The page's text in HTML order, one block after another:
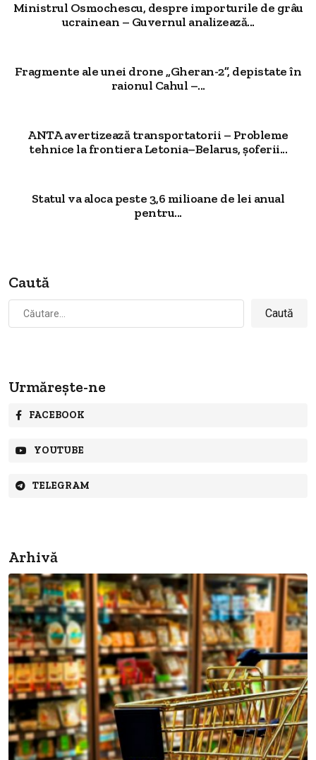
Ministrul Osmochescu, despre importurile de grâu
ucrainean – Guvernul analizează...
Fragmente ale unei drone „Gheran-2”, depistate în
raionul Cahul –...
ANTA avertizează transportatorii – Probleme
tehnice la frontiera Letonia–Belarus, șoferii...
Statul va aloca peste 3,6 milioane de lei anual
pentru...
Caută
Caută
după:
Urmărește-ne
FACEBOOK
YOUTUBE
TELEGRAM
Arhivă